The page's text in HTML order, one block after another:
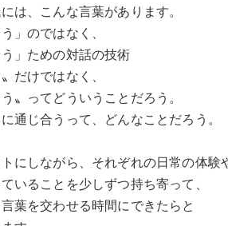
は、こんな言葉があります。
」のではなく、
う」ための対話の技術
だけではなく、
う〟ってどういうことだろう。
通じ合うって、どんなことだろう。
にしながら、それぞれの日常の体験
いることを少しずつ持ち寄って、
葉を交わせる時間にできたらと